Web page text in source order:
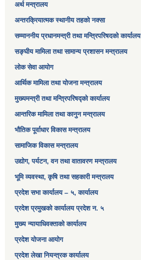
अर्थ मन्त्रालय
अन्तरक्रियात्मक स्थानीय तहको नक्सा
सम्माननीय प्रधानमन्त्री तथा मन्त्रिपरिषद‌को कार्यालय
सङ्‍घीय मामिला तथा सामान्य प्रशासन मन्त्रालय
लोक सेवा आयोग
आर्थिक मामिला तथा योजना मन्त्रालय​
मुख्यमन्त्री तथा मन्त्रिपरिषद्को कार्यालय
आन्तरिक मामिला तथा कानुन मन्त्रालय
भौतिक पूर्वाधार विकास मन्त्रालय
सामाजिक विकास मन्त्रालय
उद्योग, पर्यटन, वन तथा वातावरण मन्त्रालय
भूमि व्यवस्था, कृषि तथा सहकारी मन्त्रालय
प्रदेश सभा कार्यालय – ५, कार्यालय
प्रदेश प्रमुखको कार्यालय प्रदेश न. ५
मुख्य न्यायाधिवक्ताको कार्यालय
प्रदेश योजना आयोग
प्रदेश लेखा नियन्त्रक कार्यालय